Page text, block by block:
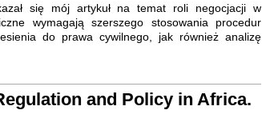
się mój artykuł na temat roli negocjacji w
wymagają szerszego stosowania procedur
do prawa cywilnego, jak również analizę
and Policy in Africa.